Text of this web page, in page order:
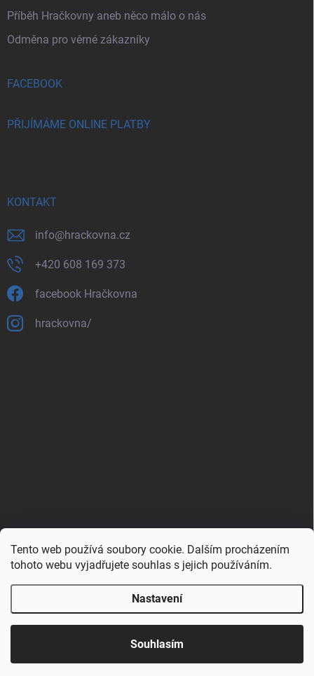
Tento web používá soubory cookie. Dalším procházením
tohoto webu vyjadřujete souhlas s jejich používáním.
Nastavení
Souhlasím
Příběh Hračkovny aneb něco málo o nás
Odměna pro věrné zákazníky
FACEBOOK
PŘIJÍMÁME ONLINE PLATBY
KONTAKT
info@hrackovna.cz
+420 608 169 373
facebook Hračkovna
hrackovna/
Zboží.cz Heureka.cz Porovnávač.cz